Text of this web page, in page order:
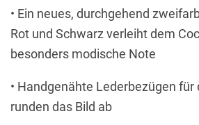
• Ein neues, durchgehend
Rot und Schwarz verleiht dem
besonders modische Note
• Handgenähte Lederbezügen für
runden das Bild ab